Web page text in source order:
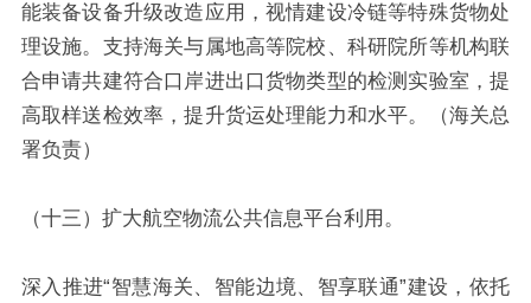
能装备设备升级改造应用，视情建设冷链等特殊货物处
理设施。支持海关与属地高等院校、科研院所等机构联
合申请共建符合口岸进出口货物类型的检测实验室，提
高取样送检效率，提升货运处理能力和水平。（海关总
署负责）
（十三）扩大航空物流公共信息平台利用。
深入推进“智慧海关、智能边境、智享联通”建设，依托